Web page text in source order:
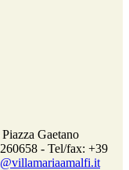
Gaetano
- Tel/fax: +39